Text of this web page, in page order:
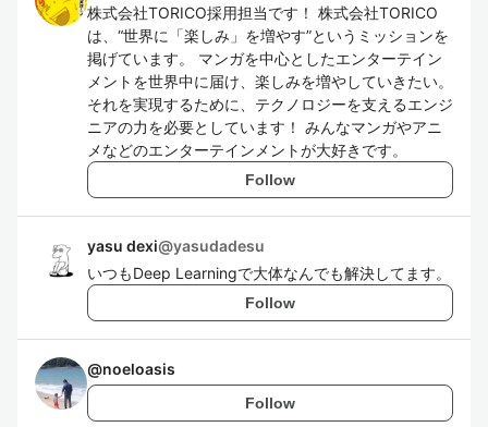
株式会社TORICO採用担当です！ 株式会社TORICO
は、“世界に「楽しみ」を増やす”というミッションを
掲げています。 マンガを中心としたエンターテイン
メントを世界中に届け、楽しみを増やしていきたい。
それを実現するために、テクノロジーを支えるエンジ
ニアの力を必要としています！ みんなマンガやアニ
メなどのエンターテインメントが大好きです。
Follow
yasu dexi@yasudadesu
いつもDeep Learningで大体なんでも解決してます。
Follow
@noeloasis
Follow